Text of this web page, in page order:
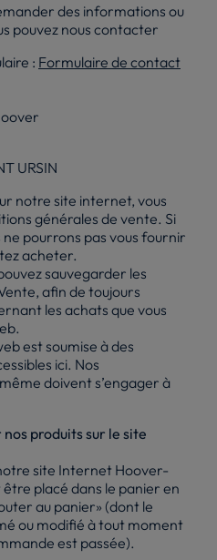
des informations ou
pouvez nous contacter
: Formulaire de contact
URSIN
notre site internet, vous
générales de vente. Si
ne pourrons pas vous fournir
acheter.
sauvegarder les
afin de toujours
les achats que vous
est soumise à des
ici. Nos
doivent s’engager à
produits sur le site
site Internet Hoover-
placé dans le panier en
au panier» (dont le
ou modifié à tout moment
est passée).